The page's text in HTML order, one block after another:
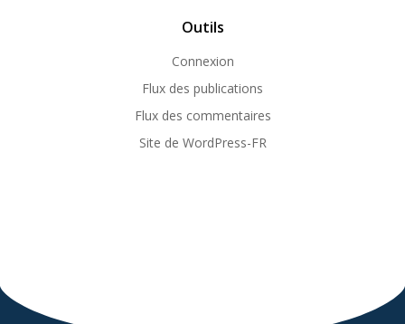
Outils
Connexion
Flux des publications
Flux des commentaires
Site de WordPress-FR